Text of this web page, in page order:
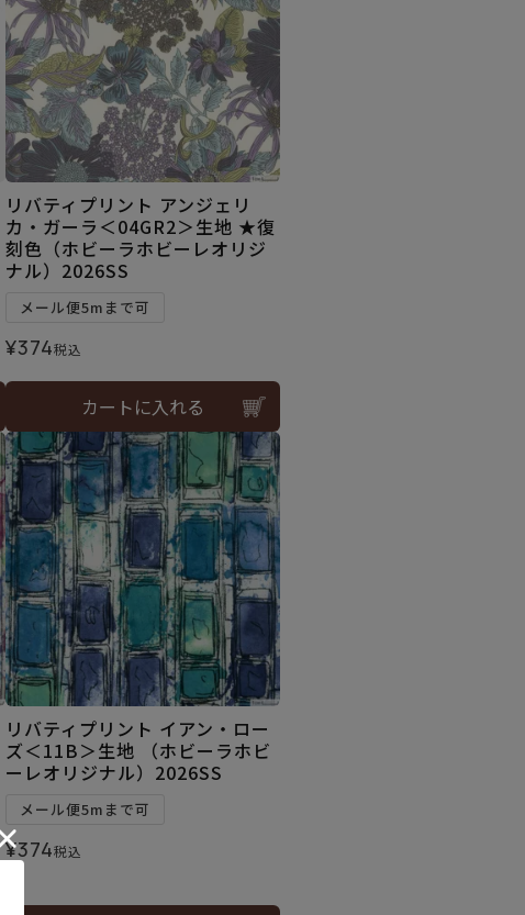
リバティプリント アンジェリ
カ・ガーラ＜04GR2＞生地 ★復
刻色（ホビーラホビーレオリジ
ナル）2026SS
メール便5mまで可
¥374税込
カートに入れる
リバティプリント イアン・ロー
ズ＜11B＞生地 （ホビーラホビ
ーレオリジナル）2026SS
メール便5mまで可
¥374税込